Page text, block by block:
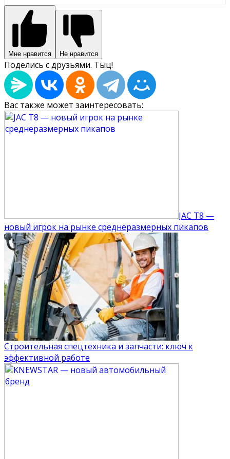
Мне нравится Не нравится
Поделись с друзьями. Тыц!
Вас также может заинтересовать:
JAC T8 —
новый игрок на рынке среднеразмерных пикапов
Строительная спецтехника и запчасти: ключ к
эффективной работе